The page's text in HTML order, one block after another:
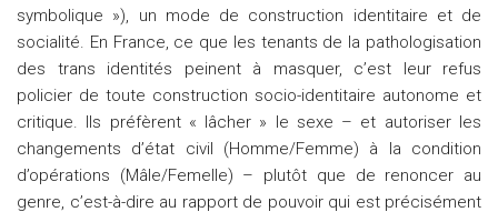
symbolique »), un mode de construction identitaire et de
socialité. En France, ce que les tenants de la pathologisation
des trans identités peinent à masquer, c’est leur refus
policier de toute construction socio-identitaire autonome et
critique. Ils préfèrent « lâcher » le sexe – et autoriser les
changements d’état civil (Homme/Femme) à la condition
d’opérations (Mâle/Femelle) – plutôt que de renoncer au
genre, c’est-à-dire au rapport de pouvoir qui est précisément